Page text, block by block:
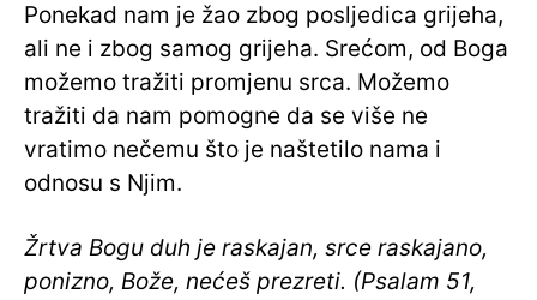
Ponekad nam je žao zbog posljedica grijeha,
ali ne i zbog samog grijeha. Srećom, od Boga
možemo tražiti promjenu srca. Možemo
tražiti da nam pomogne da se više ne
vratimo nečemu što je naštetilo nama i
odnosu s Njim.
Žrtva Bogu duh je raskajan, srce raskajano,
ponizno, Bože, nećeš prezreti. (Psalam 51,